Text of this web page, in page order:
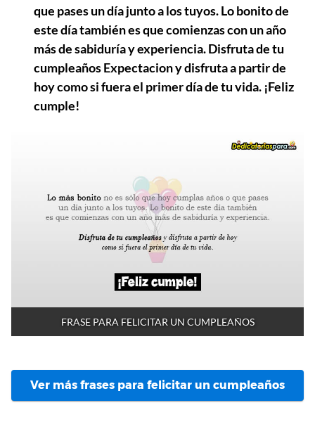
que pases un día junto a los tuyos. Lo bonito de
este día también es que comienzas con un año
más de sabiduría y experiencia. Disfruta de tu
cumpleaños Expectacion y disfruta a partir de
hoy como si fuera el primer día de tu vida. ¡Feliz
cumple!
FRASE PARA FELICITAR UN CUMPLEAÑOS
Ver más frases para felicitar un cumpleaños